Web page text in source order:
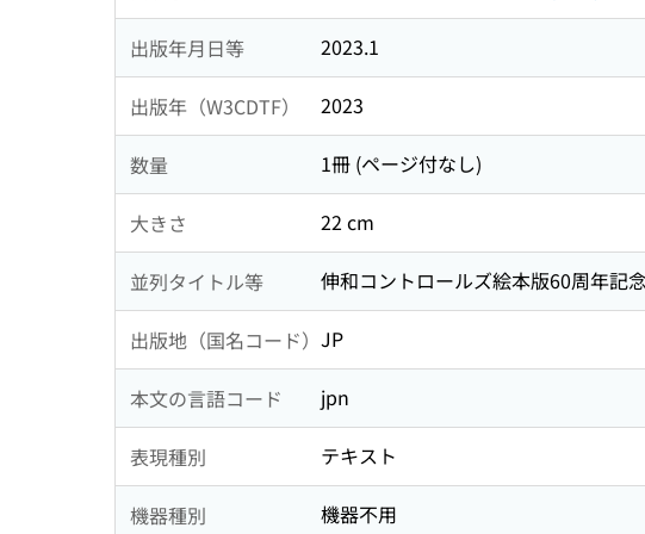
出版年月日等 2023.1
出版年（W3CDTF） 2023
数量 1冊 (ページ付なし)
大きさ 22 cm
並列タイトル等 伸和コントロールズ絵本版60周年記
出版地（国名コード） JP
本文の言語コード jpn
表現種別 テキスト
機器種別 機器不用